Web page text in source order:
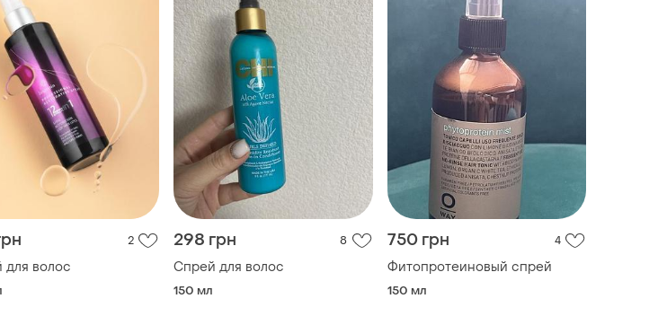
2
волос
298 грн 8
Спрей для волос
150 мл
750 грн 4
Фитопротеиновый спрей
150 мл